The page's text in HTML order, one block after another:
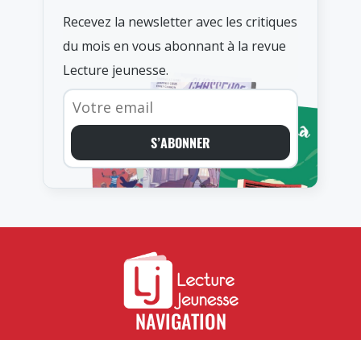
Recevez la newsletter avec les critiques
du mois en vous abonnant à la revue
Lecture jeunesse.
S’ABONNER
NAVIGATION